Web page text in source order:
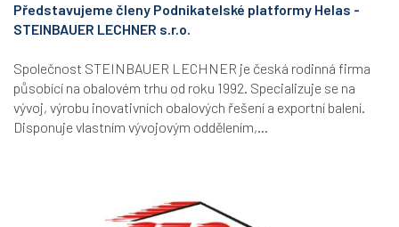
Představujeme členy Podnikatelské platformy Helas -
STEINBAUER LECHNER s.r.o.
Společnost STEINBAUER LECHNER je česká rodinná firma
působící na obalovém trhu od roku 1992. Specializuje se na
vývoj, výrobu inovativních obalových řešení a exportní balení.
Disponuje vlastním vývojovým oddělením,...